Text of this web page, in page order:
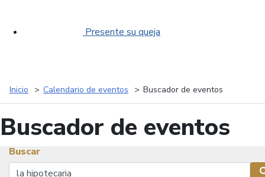
Presente su queja
Inicio Calendario de eventos Buscador de eventos
Buscador de eventos
Buscar
Buscar